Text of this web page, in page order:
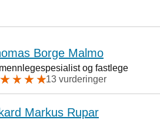
Borge Malmo
og fastlege
13 vurderinger
Markus Rupar